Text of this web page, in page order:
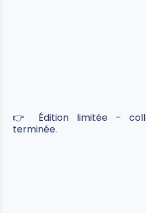
👉 Édition limitée –
terminée.